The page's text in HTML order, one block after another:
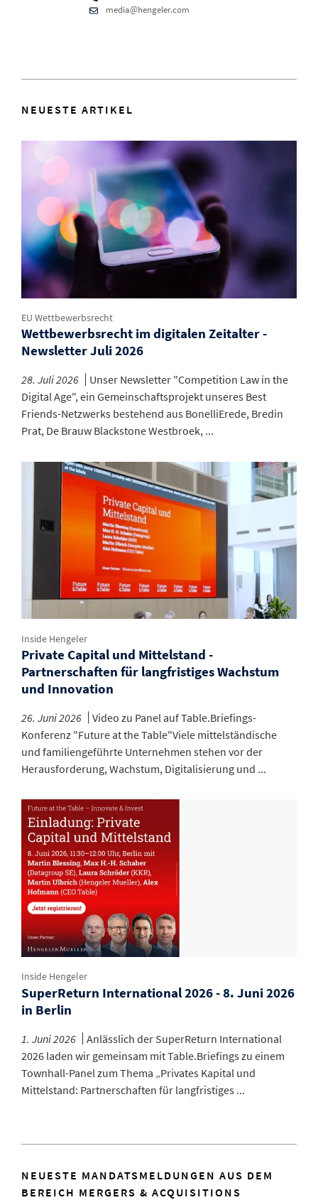
media@hengeler.com
NEUESTE ARTIKEL
EU Wettbewerbsrecht
Wettbewerbsrecht im digitalen Zeitalter -
Newsletter Juli 2026
28. Juli 2026
Unser Newsletter "Competition Law in the
Digital Age", ein Gemeinschaftsprojekt unseres Best
Friends-Netzwerks bestehend aus BonelliErede, Bredin
Prat, De Brauw Blackstone Westbroek, ...
Inside Hengeler
Private Capital und Mittelstand -
Partnerschaften für langfristiges Wachstum
und Innovation
26. Juni 2026
Video zu Panel auf Table.Briefings-
Konferenz "Future at the Table"Viele mittelständische
und familiengeführte Unternehmen stehen vor der
Herausforderung, Wachstum, Digitalisierung und ...
Inside Hengeler
SuperReturn International 2026 - 8. Juni 2026
in Berlin
1. Juni 2026
Anlässlich der SuperReturn International
2026 laden wir gemeinsam mit Table.Briefings zu einem
Townhall-Panel zum Thema „Privates Kapital und
Mittelstand: Partnerschaften für langfristiges ...
NEUESTE MANDATSMELDUNGEN AUS DEM
BEREICH MERGERS & ACQUISITIONS